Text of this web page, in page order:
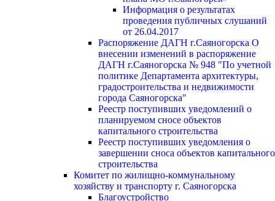
Информация о результатах
проведения публичных слушаний
от 26.04.2017
Распоряжение ДАГН г.Саяногорска О
внесении изменений в распоряжение
ДАГН г.Саяногорска № 948 "По учетной
политике Департамента архитектуры,
градостроительства и недвижимости
города Саяногорска"
Реестр поступивших уведомлений о
планируемом сносе объектов
капитального строительства
Реестр поступивших уведомления о
завершении сноса объектов капитального
строительства
Комитет по жилищно-коммунальному
хозяйству и транспорту г. Саяногорска
Благоустройство